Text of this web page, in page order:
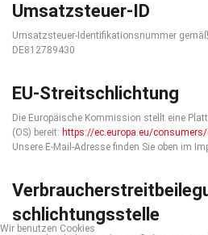
Umsatzsteuer-ID
Umsatzsteuer-Identifikationsnummer
DE812789430
EU-Streitschlichtung
Die Europäische Kommission stellt eine
(OS) bereit: https://ec.europa.eu/
Unsere E-Mail-Adresse finden Sie oben im
schlichtungs­stelle
Wir benutzen Cookies